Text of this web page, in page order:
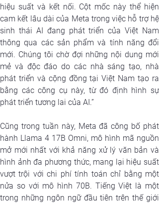
hiệu suất và kết nối. Cột mốc này thể hiện
cam kết lâu dài của Meta trong việc hỗ trợ hệ
sinh thái AI đang phát triển của Việt Nam
thông qua các sản phẩm và tính năng đổi
mới. Chúng tôi chờ đợi những nội dung mới
mẻ và độc đáo do các nhà sáng tạo, nhà
phát triển và cộng đồng tại Việt Nam tạo ra
bằng các công cụ này, từ đó định hình sự
phát triển tương lai của AI.”
Cũng trong tuần này, Meta đã công bố phát
hành Llama 4 17B Omni, mô hình mã nguồn
mở mới nhất với khả năng xử lý văn bản và
hình ảnh đa phương thức, mang lại hiệu suất
vượt trội với chi phí tính toán chỉ bằng một
nửa so với mô hình 70B. Tiếng Việt là một
trong những ngôn ngữ đầu tiên trên thế giới